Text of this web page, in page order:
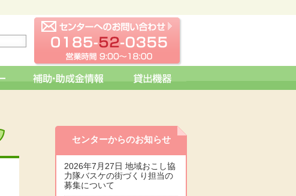
センターからのお知らせ
2026年7月27日 地域おこし協
力隊バスケの街づくり担当の
募集について